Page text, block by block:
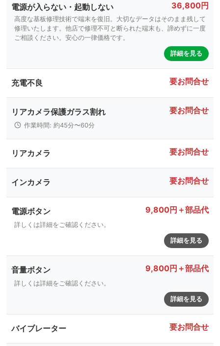
電源が入らない・起動しない 36,800円
高度な基板修理技術で端末を復旧。大切なデータはそのまま残して
修理いたします。他店で修理不可と断られた端末も、諦めずに一度
ご相談ください。安心の一律価格です。
詳細を見る
充電不良 要お問合せ
リアカメラ保護ガラス割れ 要お問合せ
作業時間: 約45分〜60分
リアカメラ 要お問合せ
インカメラ 要お問合せ
電源ボタン 9,800円＋部品代
詳しくは詳細をご確認ください。
詳細を見る
音量ボタン 9,800円＋部品代
詳しくは詳細をご確認ください。
詳細を見る
バイブレーター 要お問合せ